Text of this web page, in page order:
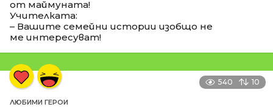
от маймуната!
Учителката:
– Вашите семейни истории изобщо не
ме интересуват!
540 10
ЛЮБИМИ ГЕРОИ